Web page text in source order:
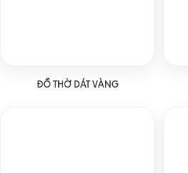
ĐỒ THỜ DÁT VÀNG